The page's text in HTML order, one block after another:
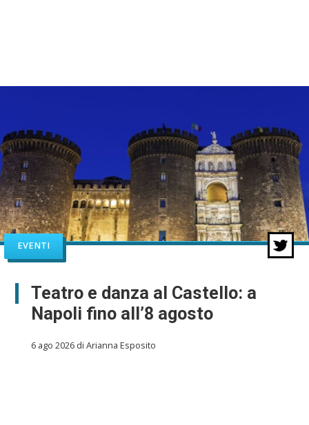
EVENTI
Teatro e danza al Castello: a
Napoli fino all’8 agosto
6 ago 2026 di Arianna Esposito